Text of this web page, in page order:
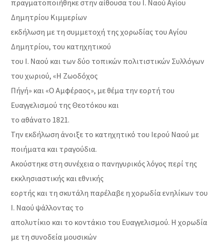
πραγματοποιήθηκε στην αίθουσα του Ι. Ναού Αγίου
Δημητρίου Κιμμερίων
εκδήλωση με τη συμμετοχή της χορωδίας του Αγίου
Δημητρίου, του κατηχητικού
του Ι. Ναού και των δύο τοπικών πολιτιστικών Συλλόγων
του χωριού, «Η Ζωοδόχος
Πήγή» και «Ο Αμφέραος», με θέμα την εορτή του
Ευαγγελισμού της Θεοτόκου και
το αθάνατο 1821.
Την εκδήλωση άνοιξε το κατηχητικό του Ιερού Ναού με
ποιήματα και τραγούδια.
Ακούστηκε στη συνέχεια ο πανηγυρικός λόγος περί της
εκκλησιαστικής και εθνικής
εορτής και τη σκυτάλη παρέλαβε η χορωδία ενηλίκων του
Ι. Ναού ψάλλοντας το
απολυτίκιο και το κοντάκιο του Ευαγγελισμού. Η χορωδία
με τη συνοδεία μουσικών